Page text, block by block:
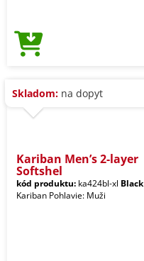
Skladom: na dopyt
Kariban Men’s 2-layer
Softshel
kód produktu: ka424bl-xl Black
Kariban Pohlavie: Muži